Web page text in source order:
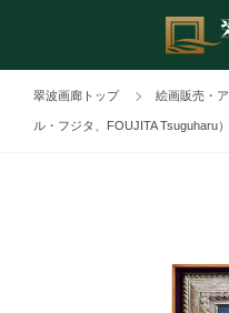
翠波画廊トップ 絵画販売・
ル・フジタ、FOUJITA Tsuguharu